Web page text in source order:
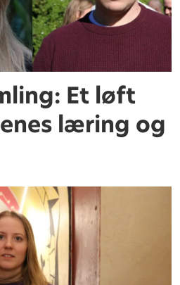
Et løft
læring og